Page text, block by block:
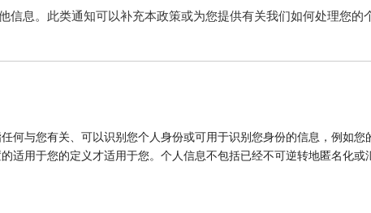
息。此类通知可以补充本政策或为您提供有关我们如何处理您的
与您有关、可以识别您个人身份或可用于识别您身份的信息，例如您
用于您的定义才适用于您。个人信息不包括已经不可逆转地匿名化或